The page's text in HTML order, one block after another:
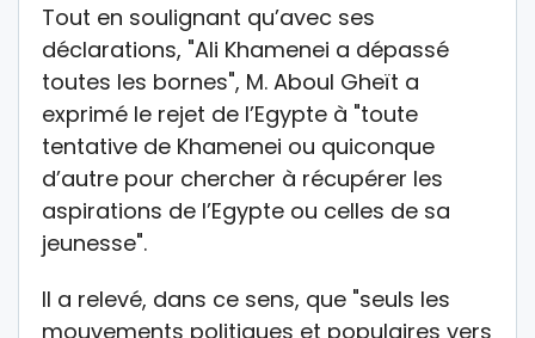
Tout en soulignant qu’avec ses
déclarations, "Ali Khamenei a dépassé
toutes les bornes", M. Aboul Gheït a
exprimé le rejet de l’Egypte à "toute
tentative de Khamenei ou quiconque
d’autre pour chercher à récupérer les
aspirations de l’Egypte ou celles de sa
jeunesse".
Il a relevé, dans ce sens, que "seuls les
mouvements politiques et populaires vers